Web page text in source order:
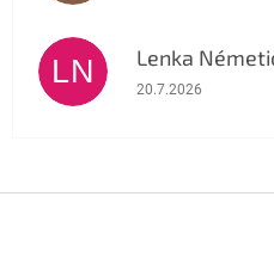
LN Lenka
Hodnotenie
20.7.2026